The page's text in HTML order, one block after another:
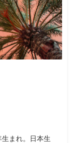
まれ。日本生